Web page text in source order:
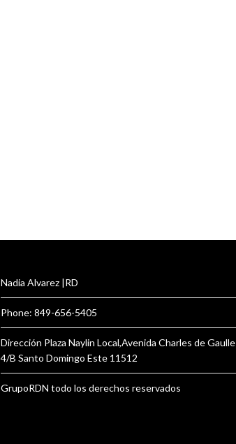
Nadia Alvarez |RD
Phone: 849-656-5405
Dirección Plaza Naylin Local,Avenida Charles de Gaulle
4/B Santo Domingo Este 11512
GrupoRDN todo los derechos reservados